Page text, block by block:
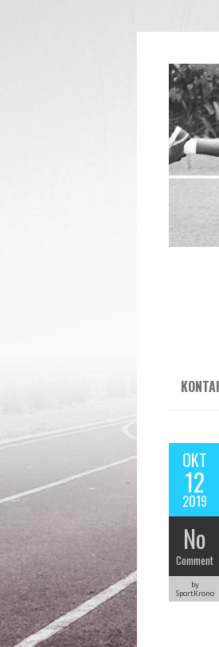
OKT
12
2019
No
Comment
by
SportKrono